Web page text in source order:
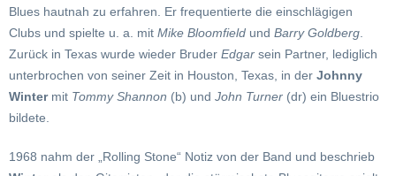
Blues hautnah zu erfahren. Er frequentierte die einschlägigen
Clubs und spielte u. a. mit Mike Bloomfield und Barry Goldberg
Zurück in Texas wurde wieder Bruder Edgar sein Partner, lediglich
unterbrochen von seiner Zeit in Houston, Texas, in der Johnny
Wintermit Tommy Shannon (b) und John Turner (dr) ein Bluestrio
bildete.
1968 nahm der „Rolling Stone“ Notiz von der Band und beschrieb